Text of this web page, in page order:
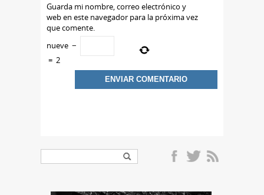
Guarda mi nombre, correo electrónico y
web en este navegador para la próxima vez
que comente.
nueve −
= 2